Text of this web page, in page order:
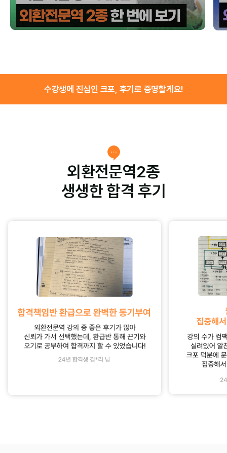
수강생에 진심인 크포, 후기로 증명할게요!
외환전문역2종
생생한 합격 후기